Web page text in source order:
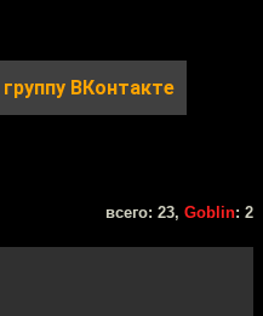
группу ВКонтакте
всего: 23, Goblin: 2